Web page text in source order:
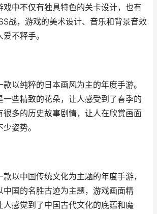
戏中不仅有独具特色的关卡设计，也有
战，游戏的美术设计、音乐和背景音效
不释手。
款以纯粹的日本画风为主的年度手游。
一些精致的花朵，让人感受到了春季的
很多的历史故事剧情，让人在欣赏画面
姿势。
款以中国传统文化为主题的年度手游，
中国的名胜古迹为主题，游戏画面精
人感觉到了中国古代文化的底蕴和魔